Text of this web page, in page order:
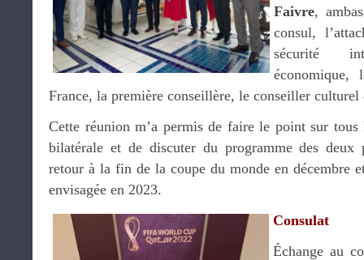
Faivre,
consul,
sécurité
économique,
France, la première conseillère, le conseiller
Cette réunion m’a permis de faire le point sur tous
bilatérale et de discuter du programme des deux
retour à la fin de la coupe du monde en décembre
envisagée en 2023.
Consulat
Échange au